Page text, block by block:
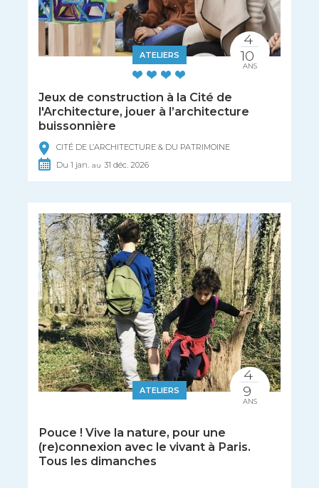
ATELIERS
Jeux de construction à la Cité de
l'Architecture, jouer à l’architecture
buissonnière
CITÉ DE L’ARCHITECTURE & DU PATRIMOINE
Du1 jan. au 31déc. 2026
4
10
ANS
ATELIERS
Pouce ! Vive la nature, pour une
(re)connexion avec le vivant à Paris.
Tous les dimanches
4
9
ANS